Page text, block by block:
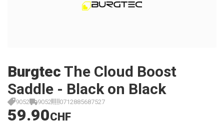
Burgtec The Cloud Boost
Saddle - Black on Black
9052 9052 0712885687527
59.90CHF